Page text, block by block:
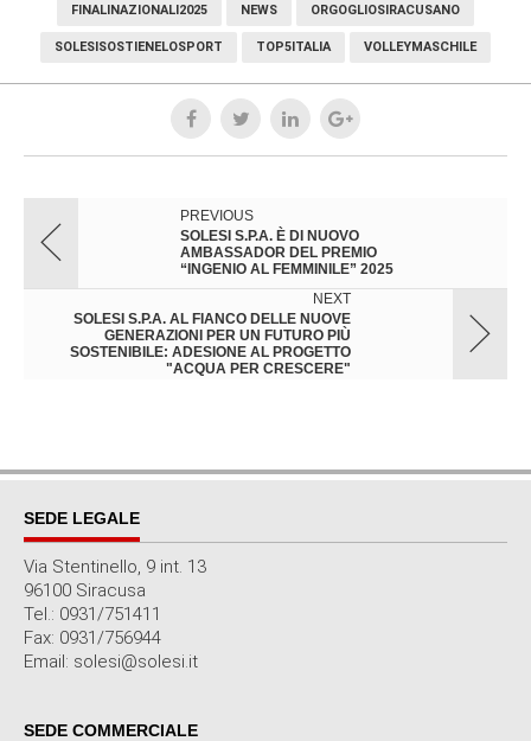
FINALINAZIONALI2025 NEWS ORGOGLIOSIRACUSANO
SOLESISOSTIENELOSPORT TOP5ITALIA VOLLEYMASCHILE
PREVIOUS
SOLESI S.P.A. È DI NUOVO
AMBASSADOR DEL PREMIO
“INGENIO AL FEMMINILE” 2025
NEXT
SOLESI S.P.A. AL FIANCO DELLE NUOVE
GENERAZIONI PER UN FUTURO PIÙ
SOSTENIBILE: ADESIONE AL PROGETTO
"ACQUA PER CRESCERE"
SEDE LEGALE
Via Stentinello, 9 int. 13
96100 Siracusa
Tel.: 0931/751411
Fax: 0931/756944
Email: solesi@solesi.it
SEDE COMMERCIALE